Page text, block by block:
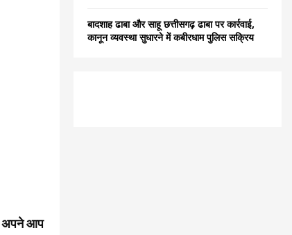
अपने आप
बादशाह ढाबा और साहू छत्तीसगढ़ ढाबा पर कार्रवाई,
कानून व्यवस्था सुधारने में कबीरधाम पुलिस सक्रिय